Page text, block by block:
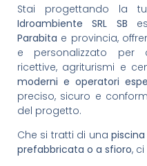
Stai progettando la
Idroambiente SRL SB
Parabita e provincia,
e personalizzato per
ricettive, agriturismi e
moderni e operatori
preciso, sicuro e
del progetto.
Che si tratti di una
prefabbricata o a sfioro,